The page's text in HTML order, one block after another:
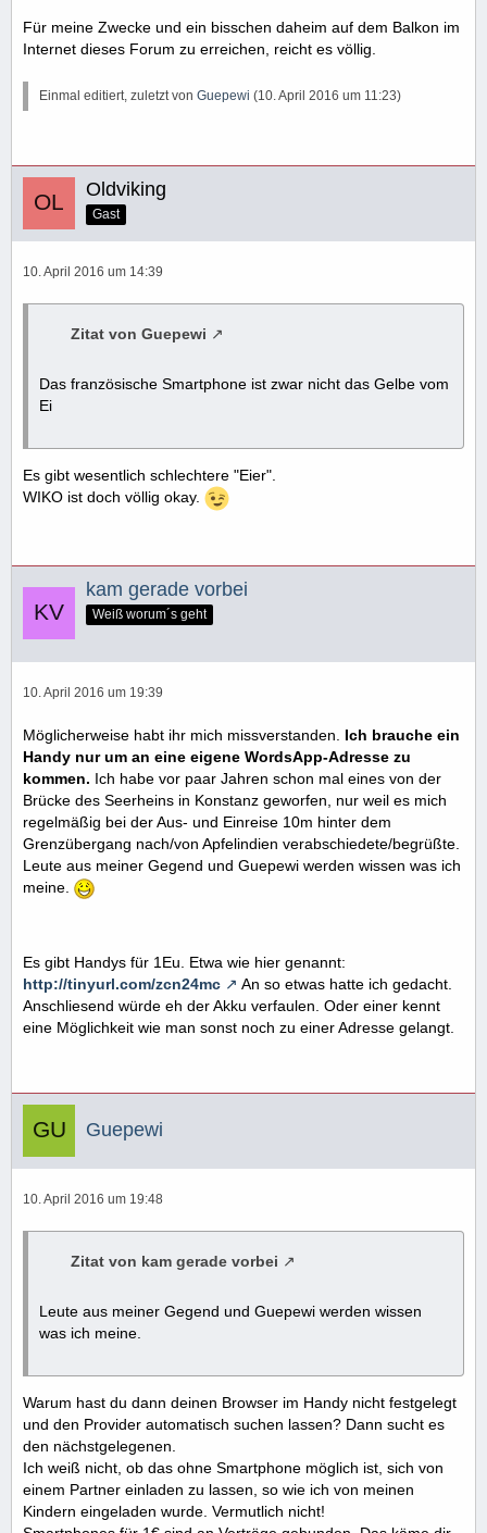
Für meine Zwecke und ein bisschen daheim auf dem Balkon im
Internet dieses Forum zu erreichen, reicht es völlig.
Einmal editiert, zuletzt von Guepewi (10. April 2016 um 11:23)
Oldviking
Gast
10. April 2016 um 14:39
Zitat von Guepewi
Das französische Smartphone ist zwar nicht das Gelbe vom
Ei
Es gibt wesentlich schlechtere "Eier".
WIKO ist doch völlig okay.
kam gerade vorbei
Weiß worum´s geht
10. April 2016 um 19:39
Möglicherweise habt ihr mich missverstanden. Ich brauche ein
Handy nur um an eine eigene WordsApp-Adresse zu
kommen. Ich habe vor paar Jahren schon mal eines von der
Brücke des Seerheins in Konstanz geworfen, nur weil es mich
regelmäßig bei der Aus- und Einreise 10m hinter dem
Grenzübergang nach/von Apfelindien verabschiedete/begrüßte.
Leute aus meiner Gegend und Guepewi werden wissen was ich
meine.
Es gibt Handys für 1Eu. Etwa wie hier genannt:
http://tinyurl.com/zcn24mc
An so etwas hatte ich gedacht.
Anschliesend würde eh der Akku verfaulen. Oder einer kennt
eine Möglichkeit wie man sonst noch zu einer Adresse gelangt.
Guepewi
10. April 2016 um 19:48
Zitat von kam gerade vorbei
Leute aus meiner Gegend und Guepewi werden wissen
was ich meine.
Warum hast du dann deinen Browser im Handy nicht festgelegt
und den Provider automatisch suchen lassen? Dann sucht es
den nächstgelegenen.
Ich weiß nicht, ob das ohne Smartphone möglich ist, sich von
einem Partner einladen zu lassen, so wie ich von meinen
Kindern eingeladen wurde. Vermutlich nicht!